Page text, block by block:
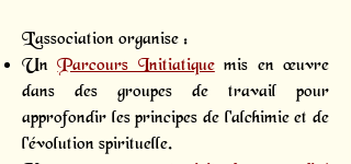
L’association organise :
UnParcours Initiatique mis en œuvre
dans des groupes de travail pour
approfondir les principes de l'alchimie et de
l'évolution spirituelle.